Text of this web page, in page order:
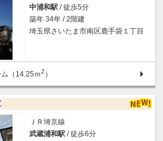
中浦和駅 / 徒歩5分
築年 34年 / 2階建
埼玉県さいたま市南区鹿手袋１丁目
（14.25ｍ2 ）
ＪＲ埼京線
武蔵浦和駅 / 徒歩6分